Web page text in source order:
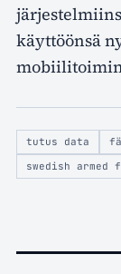
käyttöönsä
tutus data
swedish armed